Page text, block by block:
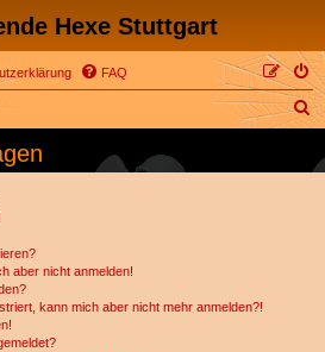
Hexe Stuttgart
FAQ
S
c
aber nicht anmelden!
kann mich aber nicht mehr anmelden?!